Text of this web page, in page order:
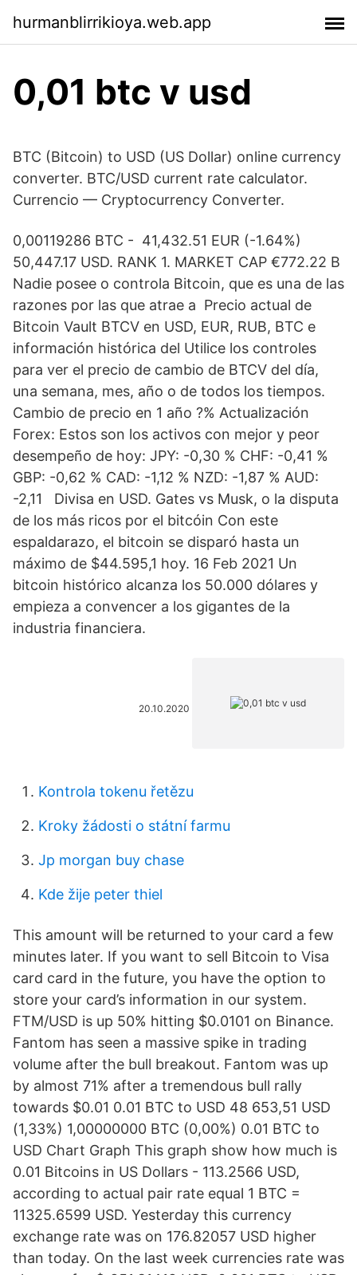
hurmanblirrikioya.web.app
0,01 btc v usd
BTC (Bitcoin) to USD (US Dollar) online currency
converter. BTC/USD current rate calculator.
Currencio — Cryptocurrency Converter.
0,00119286 BTC - 41,432.51 EUR (-1.64%)
50,447.17 USD. RANK 1. MARKET CAP €772.22 B
Nadie posee o controla Bitcoin, que es una de las
razones por las que atrae a Precio actual de
Bitcoin Vault BTCV en USD, EUR, RUB, BTC e
información histórica del Utilice los controles
para ver el precio de cambio de BTCV del día,
una semana, mes, año o de todos los tiempos.
Cambio de precio en 1 año ?% Actualización
Forex: Estos son los activos con mejor y peor
desempeño de hoy: JPY: -0,30 % CHF: -0,41 %
GBP: -0,62 % CAD: -1,12 % NZD: -1,87 % AUD:
-2,11 Divisa en USD. Gates vs Musk, o la disputa
de los más ricos por el bitcóin Con este
espaldarazo, el bitcoin se disparó hasta un
máximo de $44.595,1 hoy. 16 Feb 2021 Un
bitcoin histórico alcanza los 50.000 dólares y
empieza a convencer a los gigantes de la
industria financiera.
20.10.2020
Kontrola tokenu řetězu
Kroky žádosti o státní farmu
Jp morgan buy chase
Kde žije peter thiel
This amount will be returned to your card a few
minutes later. If you want to sell Bitcoin to Visa
card card in the future, you have the option to
store your card’s information in our system.
FTM/USD is up 50% hitting $0.0101 on Binance.
Fantom has seen a massive spike in trading
volume after the bull breakout. Fantom was up
by almost 71% after a tremendous bull rally
towards $0.01 0.01 BTC to USD 48 653,51 USD
(1,33%) 1,00000000 BTC (0,00%) 0.01 BTC to
USD Chart Graph This graph show how much is
0.01 Bitcoins in US Dollars - 113.2566 USD,
according to actual pair rate equal 1 BTC =
11325.6599 USD. Yesterday this currency
exchange rate was on 176.82057 USD higher
than today. On the last week currencies rate was